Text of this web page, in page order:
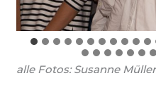
alle Fotos: Susanne